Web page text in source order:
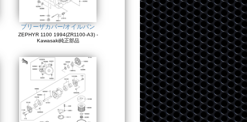
ブリーザカバー/オイルパン
ZEPHYR 1100 1994(ZR1100-A3) -
Kawasaki純正部品